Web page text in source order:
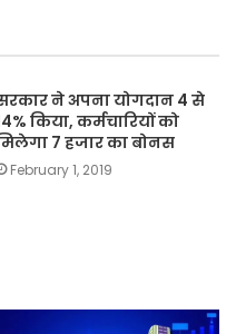
ने अपना योगदान 4 से
किया, कर्मचारियों को
7 हजार का बोनस
February 1, 2019